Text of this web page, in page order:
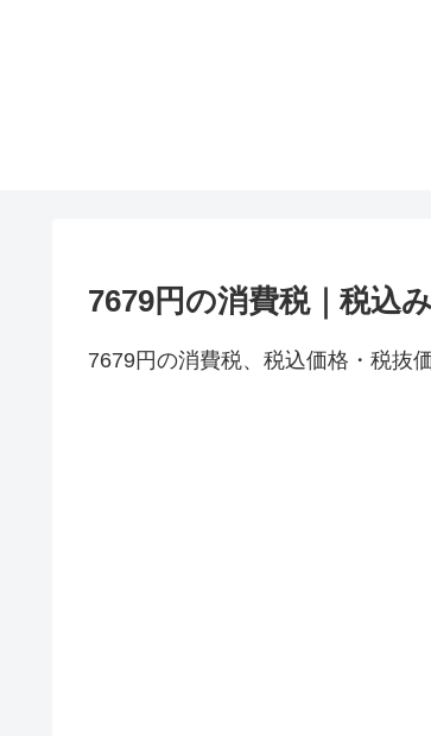
7679円の消費税｜税込
7679円の消費税、税込価格・税抜